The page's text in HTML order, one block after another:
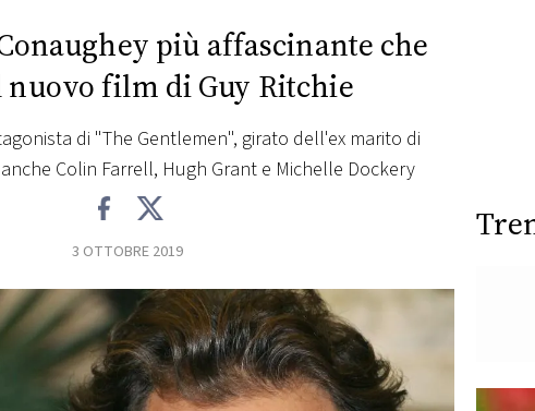
più affascinante che
nuovo film di Guy Ritchie
di "The Gentlemen", girato dell'ex marito di
Colin Farrell, Hugh Grant e Michelle Dockery
3 OTTOBRE 2019